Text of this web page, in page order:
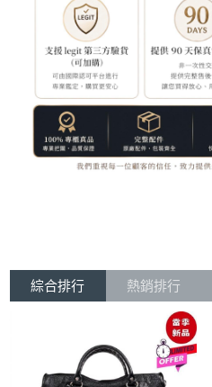
綜合排行 熱銷排行